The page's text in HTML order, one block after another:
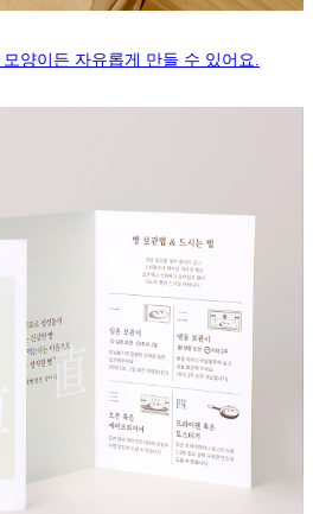
양이든 자유롭게 만들 수 있어요.